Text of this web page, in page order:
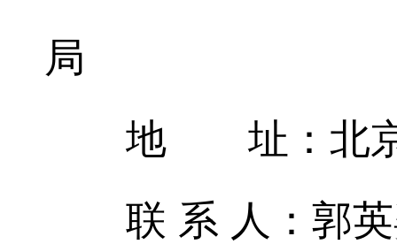
局
地 址：北京
联 系 人：郭